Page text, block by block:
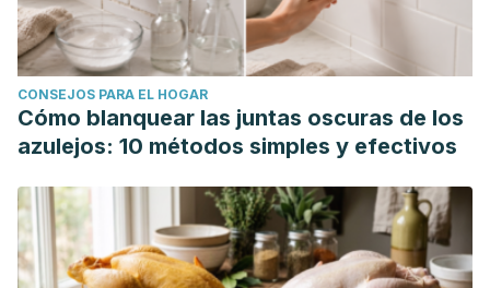
CONSEJOS PARA EL HOGAR
Cómo blanquear las juntas oscuras de los
azulejos: 10 métodos simples y efectivos